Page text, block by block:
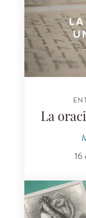
La
16